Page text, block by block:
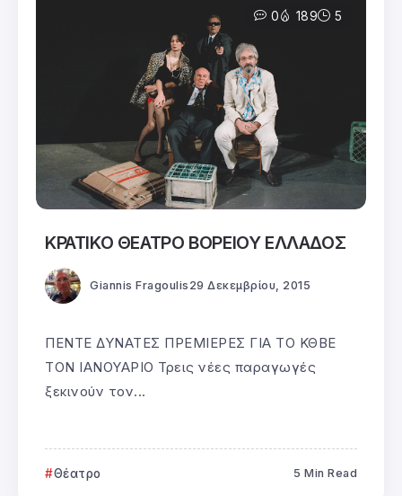
0 189 5
ΚΡΑΤΙΚΟ ΘΕΑΤΡΟ ΒΟΡΕΙΟΥ ΕΛΛΑΔΟΣ
Giannis Fragoulis 29 Δεκεμβρίου, 2015
ΠΕΝΤΕ ΔΥΝΑΤΕΣ ΠΡΕΜΙΕΡΕΣ ΓΙΑ ΤΟ ΚΘΒΕ
ΤΟΝ ΙΑΝΟΥΑΡΙΟ Τρεις νέες παραγωγές
ξεκινούν τον...
Θέατρο 5 Min Read